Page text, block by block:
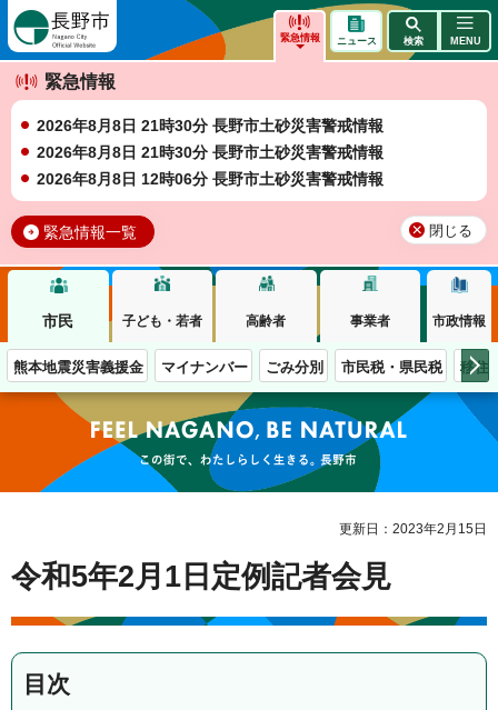
緊急情報
緊急情報
2026年8月8日 21時30分 長野市土砂災害警戒情報
2026年8月8日 21時30分 長野市土砂災害警戒情報
2026年8月8日 12時06分 長野市土砂災害警戒情報
緊急情報一覧 閉じる
ニュース 検索 MENU
市民 子ども・若者 高齢者 事業者 市政情報
熊本地震災害義援金 マイナンバー ごみ分別 市民税・県民税 移住
この街で、わたしらしく生きる。長野市
更新日：2023年2月15日
令和5年2月1日定例記者会見
目次